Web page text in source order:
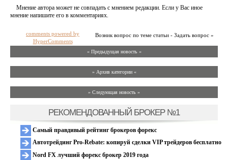
Мнение автора может не совпадать с мнением редакции. Если у Вас иное
мнение напишите его в комментариях.
Возник вопрос по теме статьи - Задать вопрос »
comments powered by
HyperComments
« Предыдущая новость «
» Архив категории «
» Следующая новость »
РЕКОМЕНДОВАННЫЙ БРОКЕР №1
Самый правдивый рейтинг брокеров форекс
Автотрейдинг Pro-Rebate: копируй сделки VIP трейдеров бесплатно
Nord FX лучший форекс брокер 2019 года